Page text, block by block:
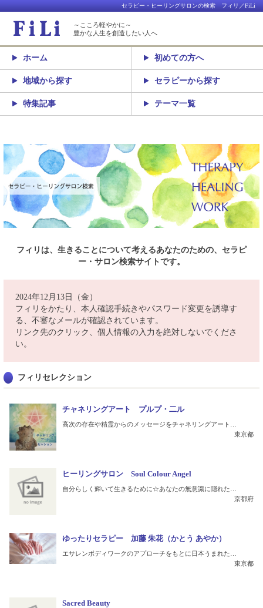
セラピー・ヒーリングサロンの検索 フィリ／FiLi
～こころ軽やかに～
豊かな人生を創造したい人へ
ホーム 初めての方へ
地域から探す セラピーから探す
特集記事 テーマ一覧
フィリは、生きることについて考えるあなたのための、セラピ
ー・サロン検索サイトです。
2024年12月13日（金）
フィリをかたり、本人確認手続きやパスワード変更を誘導す
る、不審なメールが確認されています。
リンク先のクリック、個人情報の入力を絶対しないでくださ
い。
フィリセレクション
チャネリングアート プルプ・二ル
高次の存在や精霊からのメッセージをチャネリングアート…
東京都
ヒーリングサロン Soul Colour Angel
自分らしく輝いて生きるために☆あなたの無意識に隠れた…
京都府
ゆったりセラピー 加藤 朱花（かとう あやか）
エサレンボディワークのアプローチをもとに日本うまれた…
東京都
Sacred Beauty